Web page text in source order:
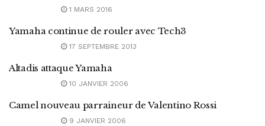
1 MARS 2016
Yamaha continue de rouler avec Tech3
17 SEPTEMBRE 2013
Altadis attaque Yamaha
10 JANVIER 2006
Camel nouveau parraineur de Valentino Rossi
9 JANVIER 2006